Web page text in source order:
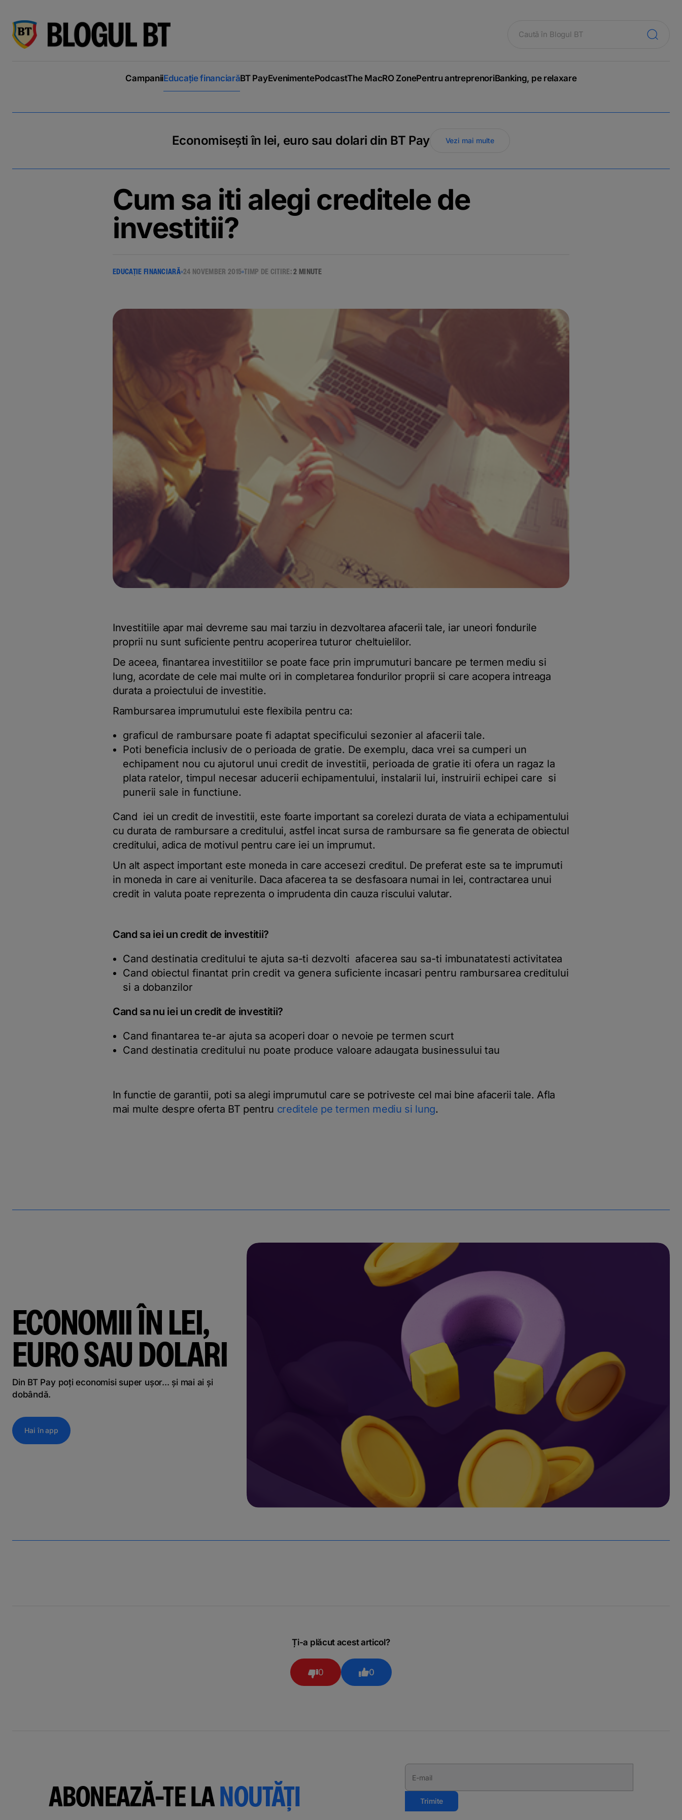
CampaniiEducație financiarăBT PayEvenimentePodcastThe MacRO ZonePentru antreprenoriBanking, pe relaxare
Economisești în lei, euro sau dolari din BT Pay Vezi mai multe
Cum sa iti alegi creditele de
investitii?
EDUCAȚIE FINANCIARĂ 24 NOVEMBER 2015 TIMP DE CITIRE:2 MINUTE
Investitiile apar mai devreme sau mai tarziu in dezvoltarea afacerii tale, iar uneori fondurile
proprii nu sunt suficiente pentru acoperirea tuturor cheltuielilor.
De aceea, finantarea investitiilor se poate face prin imprumuturi bancare pe termen mediu si
lung, acordate de cele mai multe ori in completarea fondurilor proprii si care acopera intreaga
durata a proiectului de investitie.
Rambursarea imprumutului este flexibila pentru ca:
graficul de rambursare poate fi adaptat specificului sezonier al afacerii tale.
Poti beneficia inclusiv de o perioada de gratie. De exemplu, daca vrei sa cumperi un
echipament nou cu ajutorul unui credit de investitii, perioada de gratie iti ofera un ragaz la
plata ratelor, timpul necesar aducerii echipamentului, instalarii lui, instruirii echipei care si
punerii sale in functiune.
Cand iei un credit de investitii, este foarte important sa corelezi durata de viata a echipamentului
cu durata de rambursare a creditului, astfel incat sursa de rambursare sa fie generata de obiectul
creditului, adica de motivul pentru care iei un imprumut.
Un alt aspect important este moneda in care accesezi creditul. De preferat este sa te imprumuti
in moneda in care ai veniturile. Daca afacerea ta se desfasoara numai in lei, contractarea unui
credit in valuta poate reprezenta o imprudenta din cauza riscului valutar.
Cand sa iei un credit de investitii?
Cand destinatia creditului te ajuta sa-ti dezvolti afacerea sau sa-ti imbunatatesti activitatea
Cand obiectul finantat prin credit va genera suficiente incasari pentru rambursarea creditului
si a dobanzilor
Cand sa nu iei un credit de investitii?
Cand finantarea te-ar ajuta sa acoperi doar o nevoie pe termen scurt
Cand destinatia creditului nu poate produce valoare adaugata businessului tau
In functie de garantii, poti sa alegi imprumutul care se potriveste cel mai bine afacerii tale. Afla
mai multe despre oferta BT pentru creditele pe termen mediu si lung.
ECONOMII ÎN LEI,
EURO SAU DOLARI
Din BT Pay poți economisi super ușor... și mai ai și
dobândă.
Hai în app
Ți-a plăcut acest articol?
0 0
ABONEAZĂ-TE LANOUTĂȚI
E-mail
Trimite